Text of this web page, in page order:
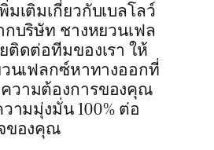
เติมเกี่ยวกับเบลโลว์
กบริษัท ชางหยวนเฟล
ติดต่อทีมของเรา ให้
นเฟลกซ์หาทางออกที่
วามต้องการของคุณ
ามมุ่งมั่น 100% ต่อ
ของคุณ